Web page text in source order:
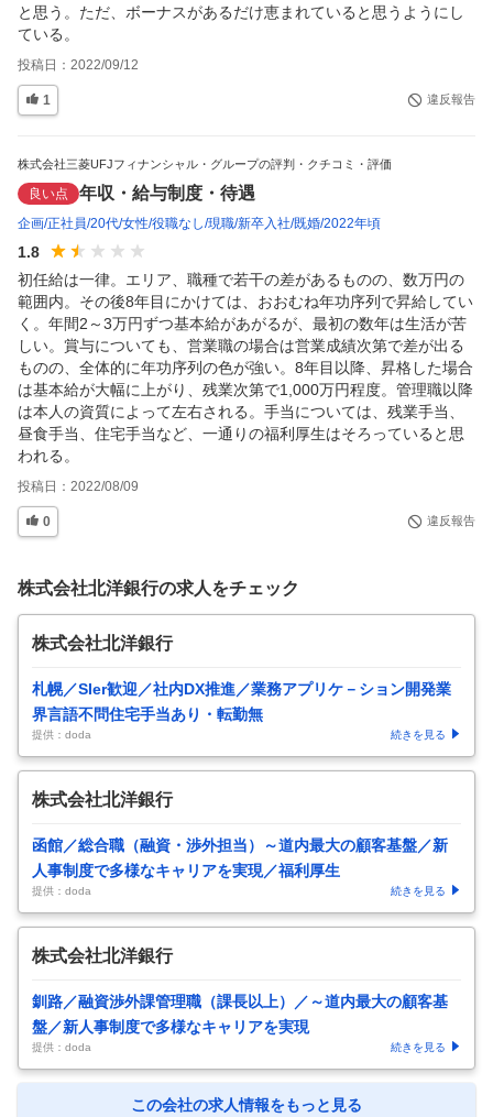
と思う。ただ、ボーナスがあるだけ恵まれていると思うようにし
ている。
投稿日： 2022/09/12
1 違反報告
株式会社三菱UFJフィナンシャル・グループの評判・クチコミ・評価
良い点 年収・給与制度・待遇
企画 正社員 20代 女性 役職なし 現職 新卒入社 既婚 2022年頃
1.8
初任給は一律。エリア、職種で若干の差があるものの、数万円の
範囲内。その後8年目にかけては、おおむね年功序列で昇給してい
く。年間2～3万円ずつ基本給があがるが、最初の数年は生活が苦
しい。賞与についても、営業職の場合は営業成績次第で差が出る
ものの、全体的に年功序列の色が強い。8年目以降、昇格した場合
は基本給が大幅に上がり、残業次第で1,000万円程度。管理職以降
は本人の資質によって左右される。手当については、残業手当、
昼食手当、住宅手当など、一通りの福利厚生はそろっていると思
われる。
投稿日： 2022/08/09
0 違反報告
株式会社北洋銀行の求人をチェック
株式会社北洋銀行
札幌／SIer歓迎／社内DX推進／業務アプリケ－ション開発業
界言語不問住宅手当あり・転勤無
提供：doda 続きを見る
株式会社北洋銀行
函館／総合職（融資・渉外担当）～道内最大の顧客基盤／新
人事制度で多様なキャリアを実現／福利厚生
提供：doda 続きを見る
株式会社北洋銀行
釧路／融資渉外課管理職（課長以上）／～道内最大の顧客基
盤／新人事制度で多様なキャリアを実現
提供：doda 続きを見る
この会社の求人情報をもっと見る